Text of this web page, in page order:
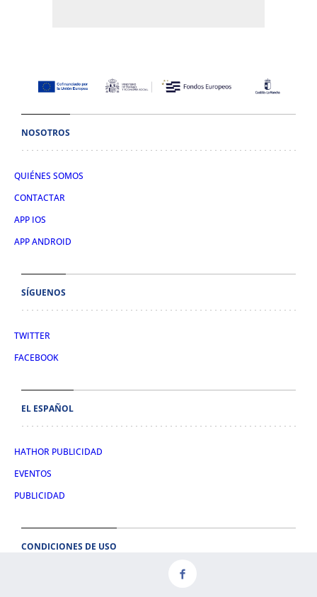
NOSOTROS
QUIÉNES SOMOS
CONTACTAR
APP IOS
APP ANDROID
SÍGUENOS
TWITTER
FACEBOOK
EL ESPAÑOL
HATHOR PUBLICIDAD
EVENTOS
PUBLICIDAD
CONDICIONES DE USO